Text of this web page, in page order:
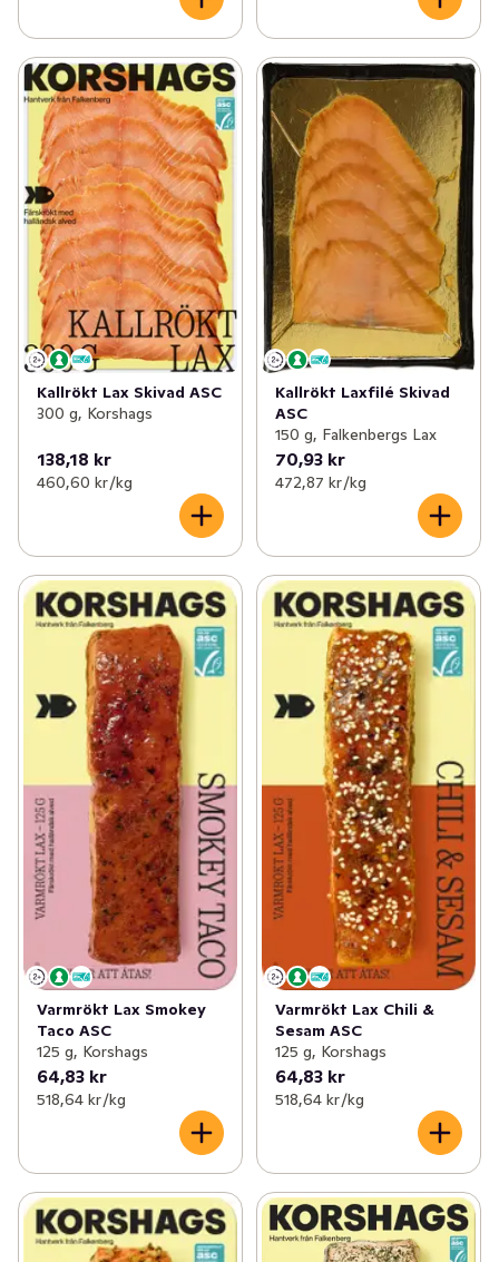
Kallrökt Lax Skivad ASC
300 g, Korshags
138,18 kr
460,60 kr /kg
Kallrökt Laxfilé Skivad
ASC
150 g, Falkenbergs Lax
70,93 kr
472,87 kr /kg
Varmrökt Lax Smokey
Taco ASC
125 g, Korshags
64,83 kr
518,64 kr /kg
Varmrökt Lax Chili &
Sesam ASC
125 g, Korshags
64,83 kr
518,64 kr /kg